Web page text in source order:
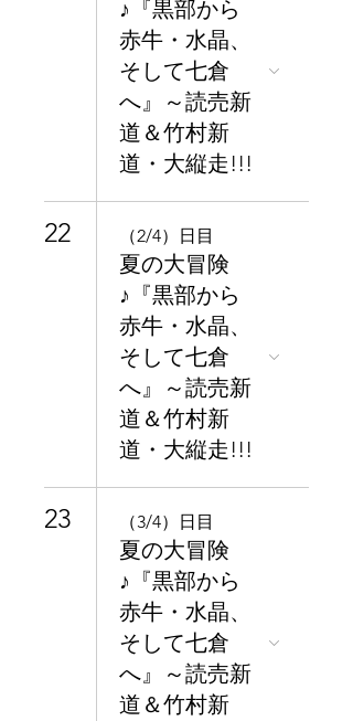
♪『黒部から
赤牛・水晶、
そして七倉
へ』～読売新
道＆竹村新
道・大縦走!!!
22 （2/4）日目
夏の大冒険
♪『黒部から
赤牛・水晶、
そして七倉
へ』～読売新
道＆竹村新
道・大縦走!!!
23 （3/4）日目
夏の大冒険
♪『黒部から
赤牛・水晶、
そして七倉
へ』～読売新
道＆竹村新